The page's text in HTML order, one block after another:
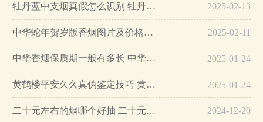
牡丹蓝中支烟真假怎么识别 牡丹蓝中支烟真假鉴别带图… 2025-02-13
中华蛇年贺岁版香烟图片及价格大全… 2025-02-11
中华香烟保质期一般有多长 中华香烟保质期在哪里看的… 2025-01-24
黄鹤楼平安久久真伪鉴定技巧 黄鹤楼平安久久二维码在哪里… 2025-01-24
二十元左右的烟哪个好抽 二十元左右的香烟排行榜最新款… 2024-12-20